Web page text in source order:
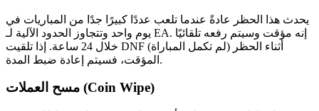
يحدث هذا الحظر عادةً عندما تلعب عددًا كبيرًا جدًا من المباريات في
يوم واحد وتتجاوز الحدود الآلية لـ EA. إنه مؤقت وسيتم رفعه تلقائيًا
خلال 24 ساعة. إذا تلقيت DNF (لم تكمل المباراة) أثناء الحظر
المؤقت، فسيتم إعادة ضبط المدة.
مسح العملات (Coin Wipe)